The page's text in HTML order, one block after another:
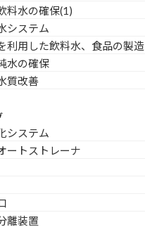
料水の確保(1)
システム
利用した飲料水、食品の製造
水の確保
質改善
システム
ートストレーナ
離装置